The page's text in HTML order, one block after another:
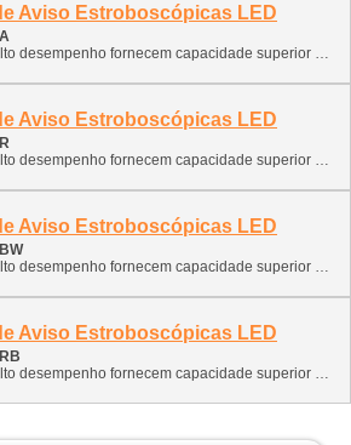
Aviso Estroboscópicas LED
fornecem capacidade superior de aviso auxiliar para veículos de primeiros socorros e caminhões de trabalho.
Aviso Estroboscópicas LED
fornecem capacidade superior de aviso auxiliar para veículos de primeiros socorros e caminhões de trabalho.
Aviso Estroboscópicas LED
fornecem capacidade superior de aviso auxiliar para veículos de primeiros socorros e caminhões de trabalho.
Aviso Estroboscópicas LED
fornecem capacidade superior de aviso auxiliar para veículos de primeiros socorros e caminhões de trabalho.